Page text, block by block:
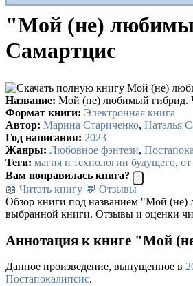
"Мой (не)
Самартцис
Название: Мой (не) любимый гибрид.
Формат книги: Электронная книга
Автор: Марина Стариченко, Наталья
Год написания: 2023
Жанры: Любовное фэнтези,
Теги: магия и технологии будущего,
Вам понравилась книга?
📖 Читать книгу 💬 Отзывы
Обзор книги под названием "Мой (не)
выбранной книги. Отзывы и оценки
Аннотация к книге "Мой
Данное произведение, выпущенное в
Постапокалипсис.